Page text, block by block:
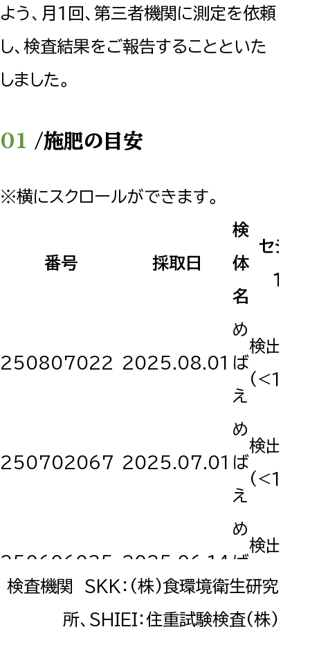
よう、月1回、第三者機関に測定を依頼
し、検査結果をご報告することといた
しました。
/施肥の目安
※横にスクロールができます。
番号 採取日
検
体
名
セシウ
134
250807022 2025.08.01
め
ば
え
検出せ
(<10)
250702067 2025.07.01
め
ば
え
検出せ
(<10)
250606035 2025.06.14
め
ば
え
検出せ
(<10)
め
検査機関 SKK：(株)食環境衛生研究
所、SHIEI：住重試験検査(株)